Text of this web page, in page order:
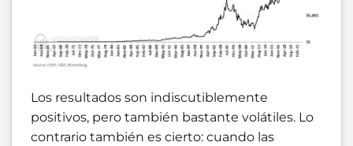
Los resultados son indiscutiblemente
positivos, pero también bastante volátiles. Lo
contrario también es cierto: cuando las